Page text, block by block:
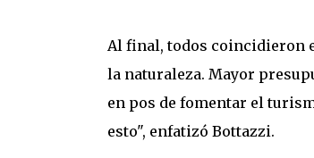
Al final, todos coincidieron
la naturaleza. Mayor
en pos de fomentar el
esto", enfatizó Bottazzi.